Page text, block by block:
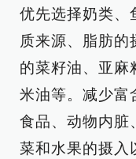
优先选择奶类、
质来源、脂肪的
的菜籽油、亚麻
米油等。减少富
食品、动物内脏
菜和水果的摄入